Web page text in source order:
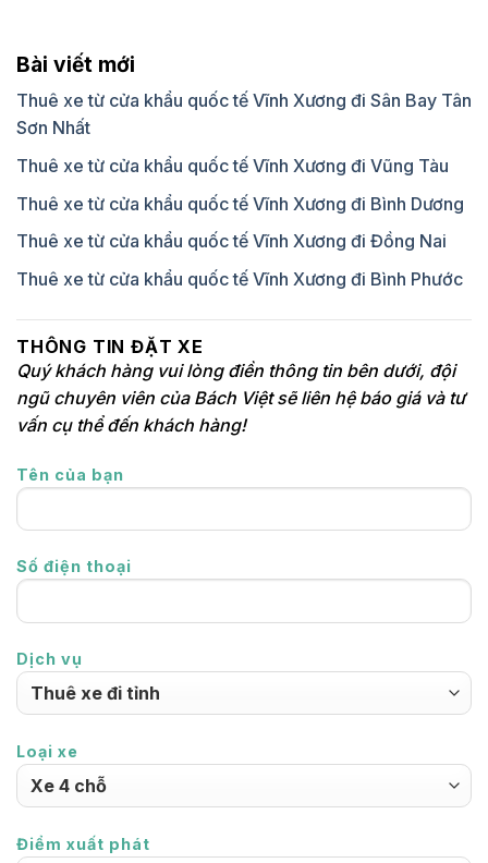
Bài viết mới
Thuê xe từ cửa khẩu quốc tế Vĩnh Xương đi Sân Bay Tân
Sơn Nhất
Thuê xe từ cửa khẩu quốc tế Vĩnh Xương đi Vũng Tàu
Thuê xe từ cửa khẩu quốc tế Vĩnh Xương đi Bình Dương
Thuê xe từ cửa khẩu quốc tế Vĩnh Xương đi Đồng Nai
Thuê xe từ cửa khẩu quốc tế Vĩnh Xương đi Bình Phước
THÔNG TIN ĐẶT XE
Quý khách hàng vui lòng điền thông tin bên dưới, đội
ngũ chuyên viên của Bách Việt sẽ liên hệ báo giá và tư
vấn cụ thể đến khách hàng!
Tên của bạn
Số điện thoại
Dịch vụ
Loại xe
Điểm xuất phát